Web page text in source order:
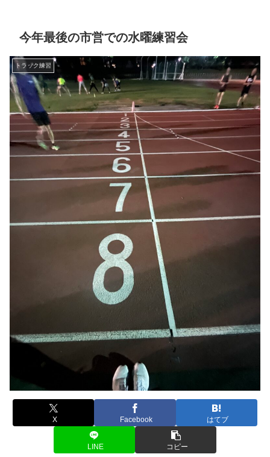
今年最後の市営での水曜練習会
トラック練習
X Facebook はてブ
LINE コピー